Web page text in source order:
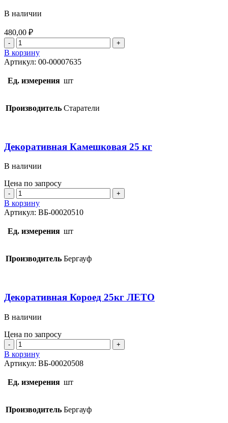
В наличии
480,00 ₽
Количество
товара
Гипсовая
серая
Оптимум
30
В корзину
Артикул: 00-00007635
Ед. измерения шт
Производитель Старатели
Декоративная Камешковая 25 кг
В наличии
Цена по запросу
Количество
товара
Декоративная
Камешковая
25
кг
В корзину
Артикул: ВБ-00020510
Ед. измерения шт
Производитель Бергауф
Декоративная Короед 25кг ЛЕТО
В наличии
Цена по запросу
Количество
товара
Декоративная
Короед
25кг
ЛЕТО
В корзину
Артикул: ВБ-00020508
Ед. измерения шт
Производитель Бергауф